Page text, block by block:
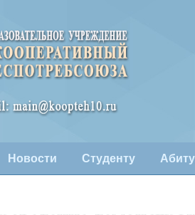
Новости Студенту